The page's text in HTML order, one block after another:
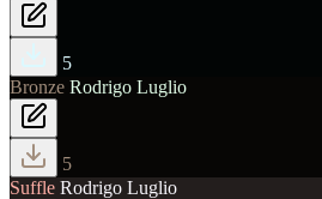
5
Bronze Rodrigo Luglio
5
Suffle Rodrigo Luglio